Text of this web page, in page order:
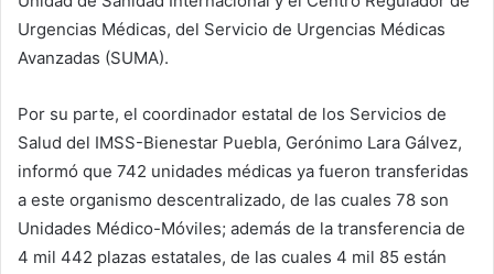
Urgencias Médicas, del Servicio de Urgencias Médicas
Avanzadas (SUMA).
Por su parte, el coordinador estatal de los Servicios de
Salud del IMSS-Bienestar Puebla, Gerónimo Lara Gálvez,
informó que 742 unidades médicas ya fueron transferidas
a este organismo descentralizado, de las cuales 78 son
Unidades Médico-Móviles; además de la transferencia de
4 mil 442 plazas estatales, de las cuales 4 mil 85 están